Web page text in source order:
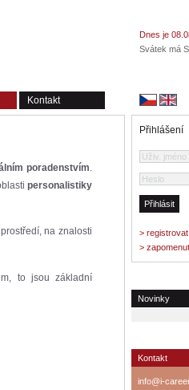
Dnes je
Svátek má
Kontakt
Přihlášení
> registrovat
>
Novinky
Kontakt
info@i-
poradenstvím.
personalistiky
na znalosti
to jsou základní